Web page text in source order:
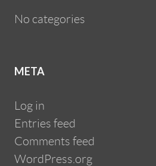
No categories
META
Log in
Entries feed
Comments feed
WordPress.org